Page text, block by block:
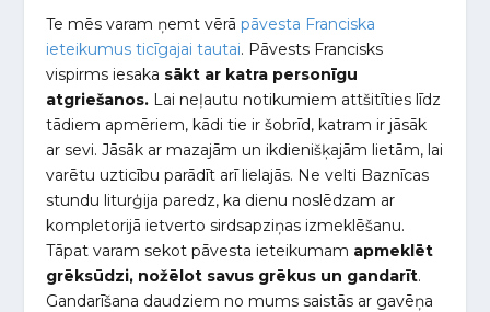
Te mēs varam ņemt vērāpāvesta Franciska
ieteikumus ticīgajai tautai. Pāvests Francisks
vispirms iesaka sākt ar katra personīgu
atgriešanos. Lai neļautu notikumiem attšitīties līdz
tādiem apmēriem, kādi tie ir šobrīd, katram ir jāsāk
ar sevi. Jāsāk ar mazajām un ikdienišķajām lietām, lai
varētu uzticību parādīt arī lielajās. Ne velti Baznīcas
stundu liturģija paredz, ka dienu noslēdzam ar
kompletorijā ietverto sirdsapziņas izmeklēšanu.
Tāpat varam sekot pāvesta ieteikumam apmeklēt
grēksūdzi, nožēlot savus grēkus un gandarīt.
Gandarīšana daudziem no mums saistās ar gavēņa